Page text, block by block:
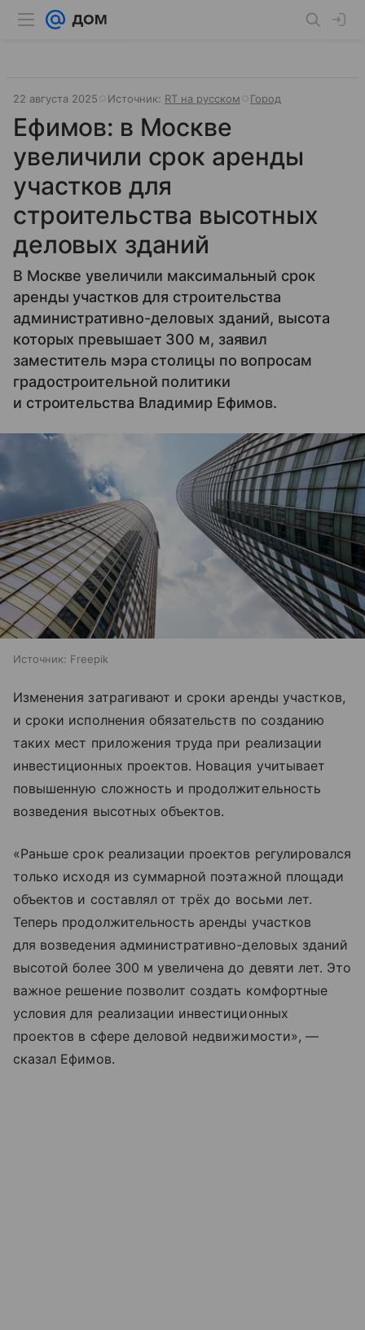
22 августа 2025 Источник: RT на русском Город
Ефимов: в Москве
увеличили срок аренды
участков для
строительства высотных
деловых зданий
В Москве увеличили максимальный срок
аренды участков для строительства
административно-деловых зданий, высота
которых превышает 300 м, заявил
заместитель мэра столицы по вопросам
градостроительной политики
и строительства Владимир Ефимов.
Источник: Freepik
Изменения затрагивают и сроки аренды участков,
и сроки исполнения обязательств по созданию
таких мест приложения труда при реализации
инвестиционных проектов. Новация учитывает
повышенную сложность и продолжительность
возведения высотных объектов.
«Раньше срок реализации проектов регулировался
только исходя из суммарной поэтажной площади
объектов и составлял от трёх до восьми лет.
Теперь продолжительность аренды участков
для возведения административно-деловых зданий
высотой более 300 м увеличена до девяти лет. Это
важное решение позволит создать комфортные
условия для реализации инвестиционных
проектов в сфере деловой недвижимости», —
сказал Ефимов.